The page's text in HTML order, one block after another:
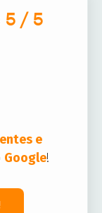
5 / 5
e
Google!